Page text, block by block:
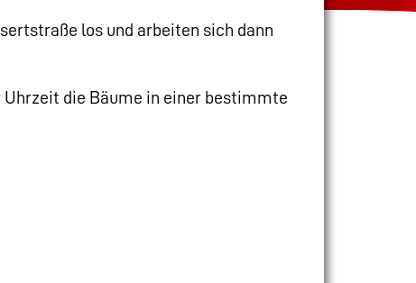
los und arbeiten sich dann
Uhrzeit die Bäume in einer bestimmte